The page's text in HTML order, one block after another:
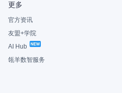
更多
官方资讯
友盟+学院
AI Hub
瓴羊数智服务